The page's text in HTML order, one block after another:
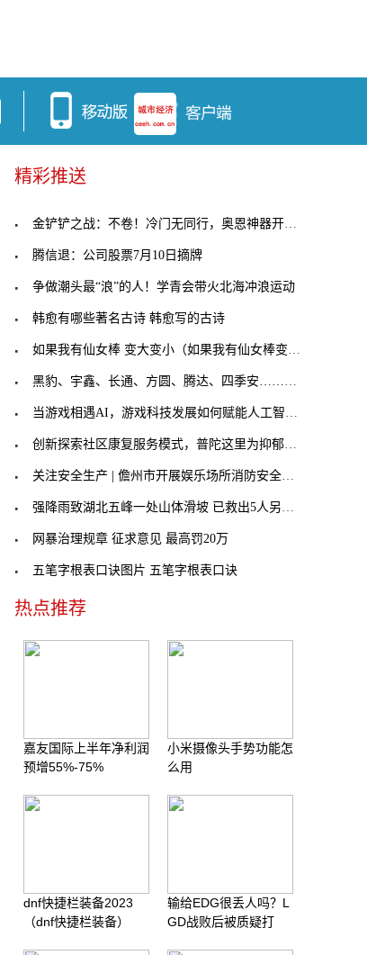
精彩推送
金铲铲之战：不卷！冷门无同行，奥恩神器开局思路
腾信退：公司股票7月10日摘牌
争做潮头最“浪”的人！学青会带火北海冲浪运动
韩愈有哪些著名古诗 韩愈写的古诗
如果我有仙女棒 变大变小（如果我有仙女棒变大变小
黑豹、宇鑫、长通、方圆、腾达、四季安……河南零担
当游戏相遇AI，游戏科技发展如何赋能人工智能的未来
创新探索社区康复服务模式，普陀这里为抑郁症患者拨
关注安全生产 | 儋州市开展娱乐场所消防安全培训
强降雨致湖北五峰一处山体滑坡 已救出5人另有数人
网暴治理规章 征求意见 最高罚20万
五笔字根表口诀图片 五笔字根表口诀
热点推荐
嘉友国际上半年净利润
预增55%-75%
小米摄像头手势功能怎
么用
dnf快捷栏装备2023
（dnf快捷栏装备）
输给EDG很丢人吗？L
GD战败后被质疑打